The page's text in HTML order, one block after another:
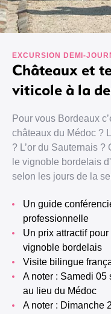
EXCURSION DEMI-
Châteaux et
viticole à la
Pour vous Bordeaux
châteaux du Médoc ?
? L’or du Sauternais
le vignoble bordelais
selon les jours de la
Un guide conférencier titulaire de la carte
professionnelle
Un prix attractif pour une première découverte du
vignoble bordelais
Visite bilingue
A noter : Samedi 05 septembre : départ à Saint-Emilion
au lieu du Médoc
A noter : Dimanche 20 septembre : départ dans le